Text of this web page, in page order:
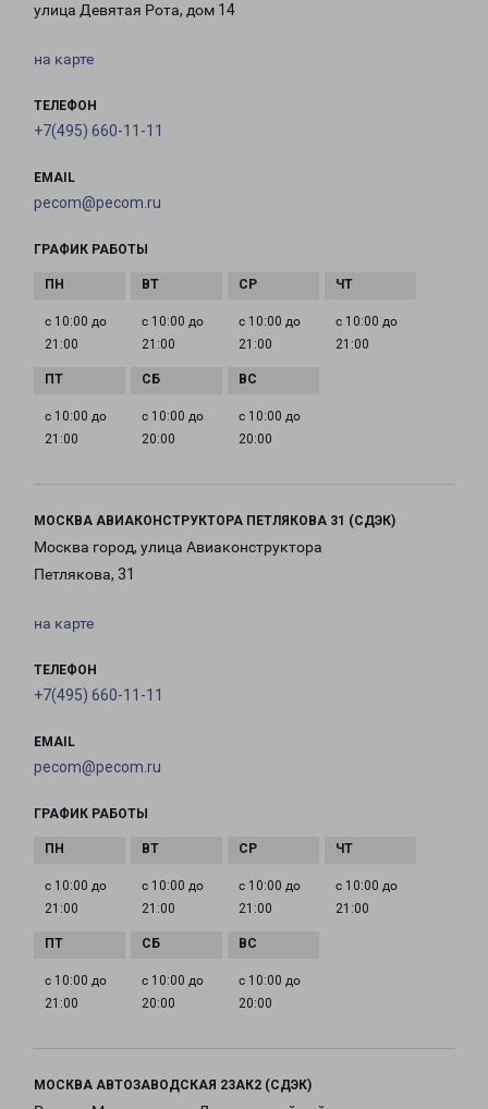
улица Девятая Рота, дом 14
на карте
ТЕЛЕФОН
+7(495) 660-11-11
EMAIL
pecom@pecom.ru
ГРАФИК РАБОТЫ
с 10:00 до
21:00
с 10:00 до
21:00
с 10:00 до
21:00
с 10:00 до
21:00
с 10:00 до
21:00
с 10:00 до
20:00
с 10:00 до
20:00
МОСКВА АВИАКОНСТРУКТОРА ПЕТЛЯКОВА 31 (СДЭК)
Москва город, улица Авиаконструктора
Петлякова, 31
на карте
ТЕЛЕФОН
+7(495) 660-11-11
EMAIL
pecom@pecom.ru
ГРАФИК РАБОТЫ
с 10:00 до
21:00
с 10:00 до
21:00
с 10:00 до
21:00
с 10:00 до
21:00
с 10:00 до
21:00
с 10:00 до
20:00
с 10:00 до
20:00
МОСКВА АВТОЗАВОДСКАЯ 23АК2 (СДЭК)